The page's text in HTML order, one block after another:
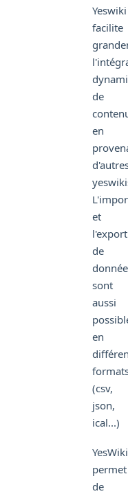
Yeswiki
facilite
de
en
et
l'export
de
sont
aussi
en
(csv,
json,
ical...)
YesWiki
permet
de